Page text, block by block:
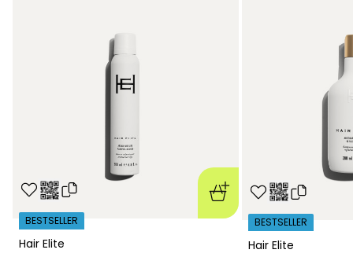
Hair Elite
BESTSELLER
Hair Elite
BESTSELLER